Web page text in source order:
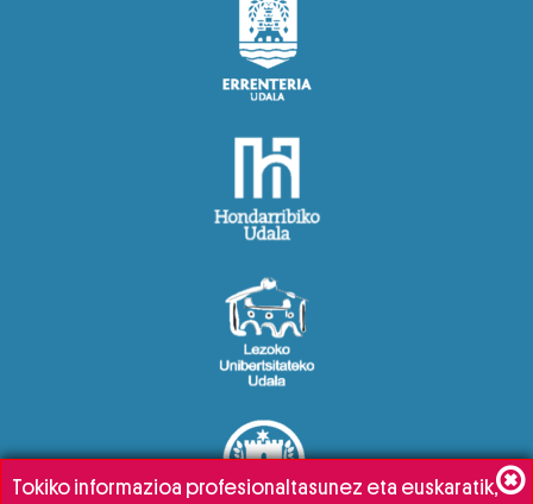
Tokiko informazioa profesionaltasunez eta euskaratik,